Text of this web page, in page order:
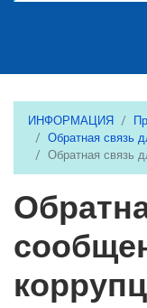
ИНФОРМАЦИЯ
Обратная связь
Обратная связь